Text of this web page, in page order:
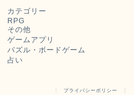
カテゴリー
RPG
その他
ゲームアプリ
パズル・ボードゲーム
占い
プライバシーポリシー